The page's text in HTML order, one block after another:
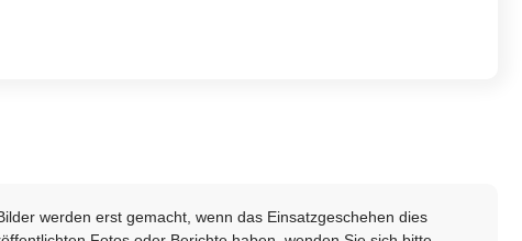
werden erst gemacht, wenn das Einsatzgeschehen dies